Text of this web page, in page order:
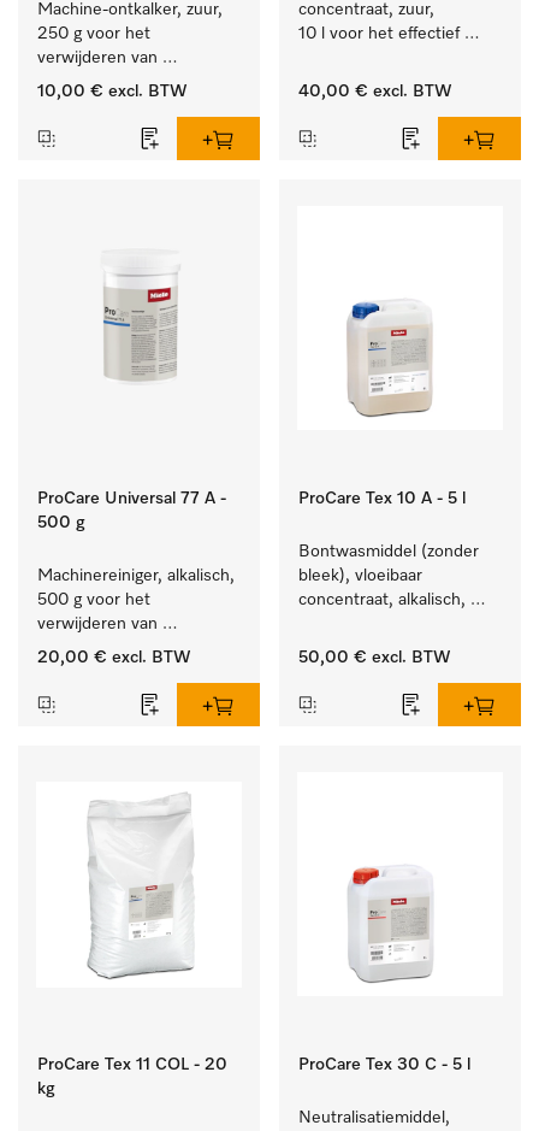
Machine-ontkalker, zuur,
250 g voor het
verwijderen van
hardnekkige kalkaanslag.
10,00 € excl. BTW
concentraat, zuur,
10 l voor het effectief
hardnekkige vlekken.
40,00 € excl. BTW
ProCare Universal 77 A -
500 g
Machinereiniger, alkalisch,
500 g voor het
verwijderen van
hardnekkige
20,00 € excl. BTW
ProCare Tex 10 A - 5 l
Bontwasmiddel (zonder
bleek), vloeibaar
concentraat, alkalisch,
wit wasgoed en
50,00 € excl. BTW
ProCare Tex 11 COL - 20
kg
ProCare Tex 30 C - 5 l
Neutralisatiemiddel,